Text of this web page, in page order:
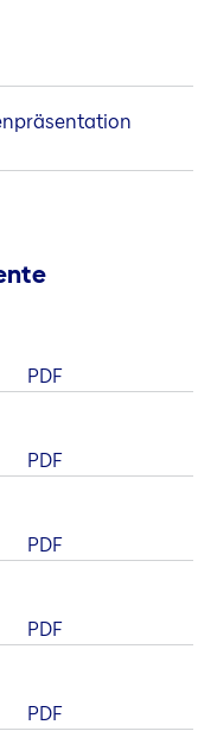
PDF
PDF
PDF
PDF
PDF